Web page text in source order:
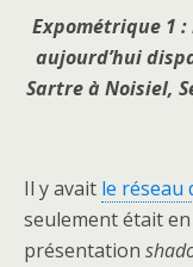
Expométrique 1 :
aujourd’hui
Sartre à Noisiel,
Il y avait le réseau
seulement était
présentation